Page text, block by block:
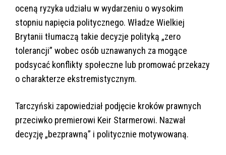
oceną ryzyka udziału w wydarzeniu o wysokim
stopniu napięcia politycznego. Władze Wielkiej
Brytanii tłumaczą takie decyzje polityką „zero
tolerancji” wobec osób uznawanych za mogące
podsycać konflikty społeczne lub promować przekazy
o charakterze ekstremistycznym.
Tarczyński zapowiedział podjęcie kroków prawnych
przeciwko premierowi Keir Starmerowi. Nazwał
decyzję „bezprawną” i politycznie motywowaną.